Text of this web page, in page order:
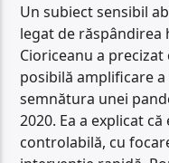
Un subiect sensibil
legat de răspândirea
Cioriceanu a precizat
posibilă amplificare
semnătura unei
2020. Ea a explicat
controlabilă, cu